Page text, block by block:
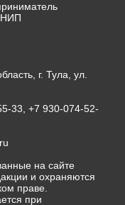
г. Тула, ул.
33, +7 930-074-52-
на сайте
и охраняются
праве.
при